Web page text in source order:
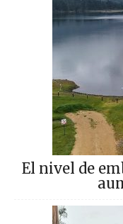
El nivel de